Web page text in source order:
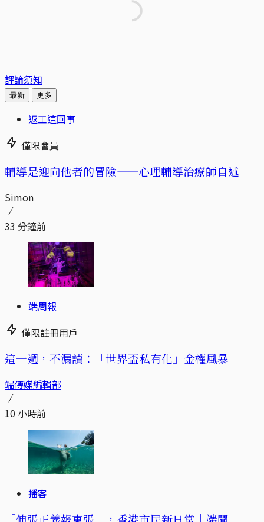
評論須知
最新 更多
返工這回事
僅限會員
輔導是迎向他者的冒險——心理輔導治療師自述
Simon
33 分鐘前
端周報
僅限註冊用戶
這一週，不漏讀：「世界盃私有化」金權風暴
端傳媒編輯部
10 小時前
播客